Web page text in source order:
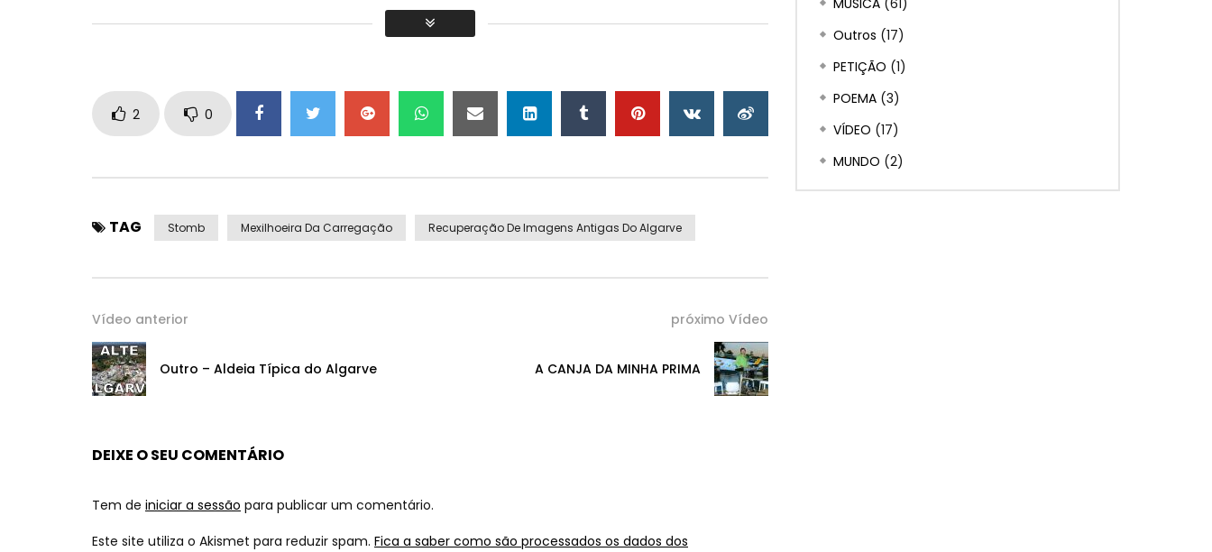
Música: Fonte Nova de Estombar.
2 0
TAG Stomb Mexilhoeira Da Carregação Recuperação De Imagens Antigas Do Algarve
Vídeo anterior
Outro – Aldeia Típica do Algarve
próximo Vídeo
A CANJA DA MINHA PRIMA
DEIXE O SEU COMENTÁRIO
Tem de iniciar a sessão para publicar um comentário.
Este site utiliza o Akismet para reduzir spam. Fica a saber como são processados os dados dos
Outros (17)
PETIÇÃO (1)
POEMA (3)
VÍDEO (17)
MUNDO (2)